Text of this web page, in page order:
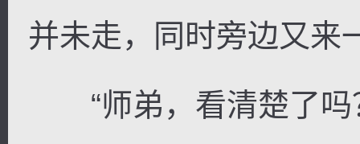
并未走，同时旁边又来
“师弟，看清楚了吗